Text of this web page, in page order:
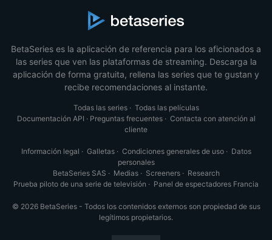
BetaSeries es la aplicación de referencia para los aficionados a
las series que ven las plataformas de streaming. Descarga la
aplicación de forma gratuita, rellena las series que te gustan y
recibe recomendaciones al instante.
Todas las series· Todas las películas
Documentación API · Preguntas frecuentes· Contacta con atención al
cliente
Información legal · Galletas· Condiciones generales de uso· Datos
personales
BetaSeries SAS · Medias· Screeners· Research
Prueba piloto de una serie de televisión · Panel de espectadores Francia
© 2026 BetaSeries - Todos los contenidos externos son propiedad de sus
legítimos propietarios.